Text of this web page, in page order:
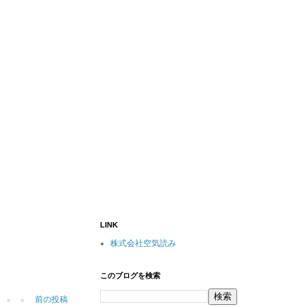
前の投稿
LINK
株式会社空気読み
このブログを検索